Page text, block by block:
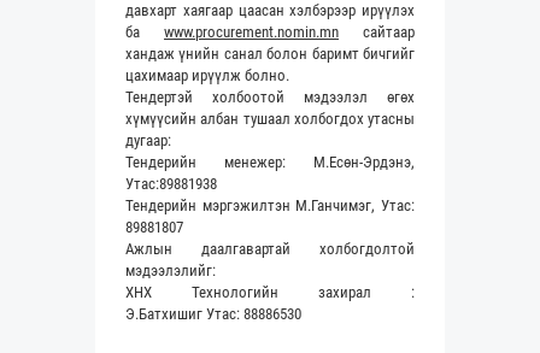
давхарт хаягаар цаасан хэлбэрээр ирүүлэх
ба www.procurement.nomin.mn сайтаар
хандаж үнийн санал болон баримт бичгийг
цахимаар ирүүлж болно.
Тендертэй холбоотой мэдээлэл өгөх
хүмүүсийн албан тушаал холбогдох утасны
дугаар:
Тендерийн менежер: М.Есөн-Эрдэнэ,
Утас:89881938
Тендерийн мэргэжилтэн М.Ганчимэг, Утас:
89881807
Ажлын даалгавартай холбогдолтой
мэдээлэлийг:
ХНХ Технологийн захирал :
Э.Батхишиг Утас: 88886530